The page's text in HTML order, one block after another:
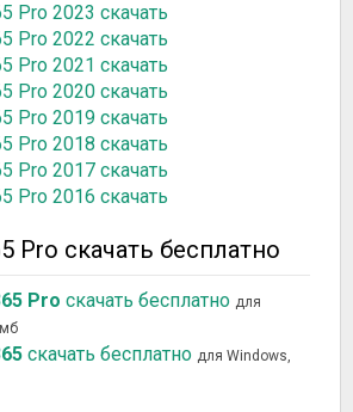
Pro 2023 скачать
Pro 2022 скачать
Pro 2021 скачать
Pro 2020 скачать
Pro 2019 скачать
Pro 2018 скачать
Pro 2017 скачать
Pro 2016 скачать
Pro скачать бесплатно
Pro скачать бесплатно для
скачать бесплатно для Windows,